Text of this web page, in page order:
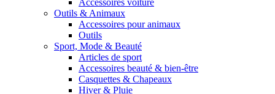
Accessoires voiture
Outils & Animaux
Accessoires pour animaux
Outils
Sport, Mode & Beauté
Articles de sport
Accessoires beauté & bien-être
Casquettes & Chapeaux
Hiver & Pluie